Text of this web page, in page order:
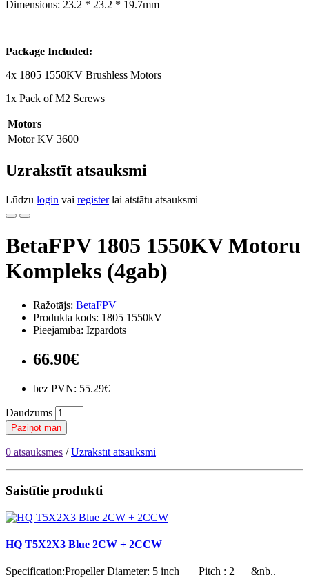
Dimensions: 23.2 * 23.2 * 19.7mm
Package Included:
4x 1805 1550KV Brushless Motors
1x Pack of M2 Screws
Motors
Motor KV 3600
Uzrakstīt atsauksmi
Lūdzu login vai registerlai atstātu atsauksmi
BetaFPV 1805 1550KV Motoru
Kompleks (4gab)
Ražotājs: BetaFPV
Produkta kods: 1805 1550kV
Pieejamība: Izpārdots
66.90€
bez PVN: 55.29€
Daudzums
Paziņot man
0 atsauksmes /Uzrakstīt atsauksmi
Saistītie produkti
HQ T5X2X3 Blue 2CW + 2CCW
Specification:Propeller Diameter: 5 inch Pitch : 2 &nb..